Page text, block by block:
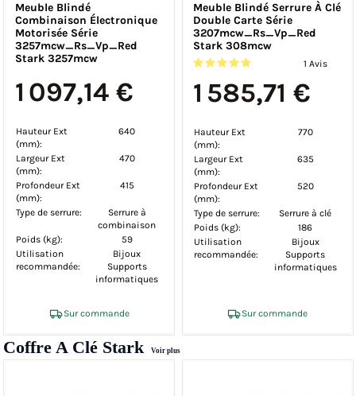
Meuble Blindé
Combinaison Électronique
Motorisée Série
3257mcw_Rs_Vp_Red
Stark 3257mcw
1 097,14 €
Hauteur Ext
(mm):
640
Largeur Ext
(mm):
470
Profondeur Ext
(mm):
415
Type de serrure:
Serrure à
combinaison
Poids (kg):
59
Utilisation
recommandée:
Bijoux
Supports
informatiques
Sur commande
Meuble Blindé Serrure À Clé
Double Carte Série
3207mcw_Rs_Vp_Red
Stark 308mcw
1 Avis
1 585,71 €
Hauteur Ext
(mm):
770
Largeur Ext
(mm):
635
Profondeur Ext
(mm):
520
Type de serrure:
Serrure à clé
Poids (kg):
186
Utilisation
recommandée:
Bijoux
Supports
informatiques
Sur commande
Coffre A Clé Stark Voir plus